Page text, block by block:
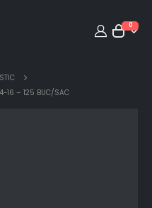
0
16 – 125 BUC/SAC